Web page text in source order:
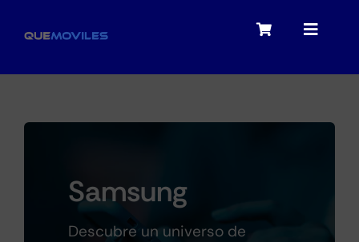
Toggle
My account
Checkout
Toggle
Audio
Samsung
Descubre un universo de